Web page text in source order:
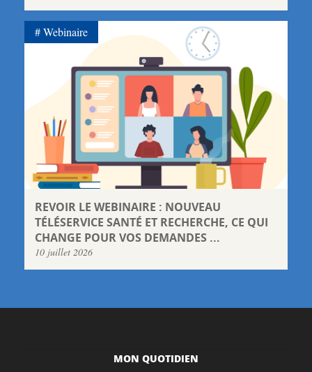
REVOIR LE WEBINAIRE : NOUVEAU
TÉLÉSERVICE SANTÉ ET RECHERCHE, CE QUI
CHANGE POUR VOS DEMANDES ...
10 juillet 2026
Webinaire
MON QUOTIDIEN